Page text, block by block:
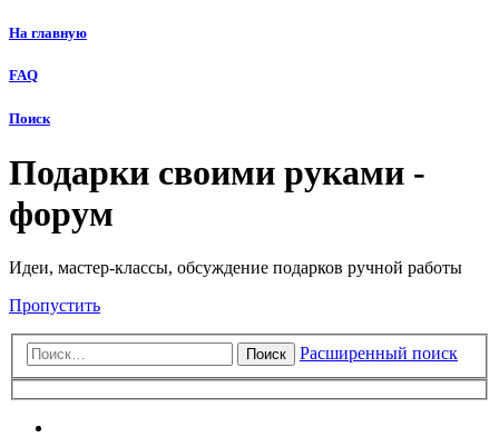
На главную
FAQ
Поиск
Подарки своими руками -
форум
Идеи, мастер-классы, обсуждение подарков ручной работы
Пропустить
Поиск Расширенный поиск